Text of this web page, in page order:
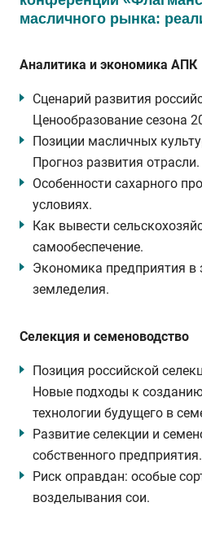
масличного рынка:
Аналитика и экономика АПК
Сценарий развития
Ценообразование сезона
Позиции масличных
Прогноз развития отрасли.
Особенности сахарного
условиях.
Как вывести
самообеспечение.
Экономика предприятия в
земледелия.
Селекция и семеноводство
Позиция российской
Новые подходы к
технологии будущего в
Развитие селекции и
собственного предприятия.
Риск оправдан: особые
возделывания сои.